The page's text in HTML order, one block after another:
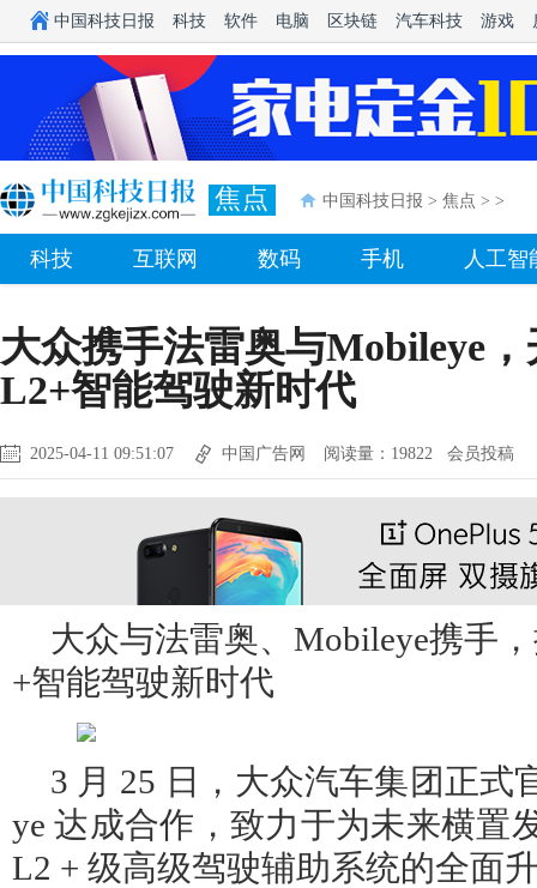
中国科技日报 科技 软件 电脑 区块链 汽车科技 游戏
焦点 中国科技日报 > 焦点 > >
科技 互联网 数码 手机 人工智
大众携手法雷奥与Mobileye
L2+智能驾驶新时代
2025-04-11 09:51:07 中国广告网 阅读量：19822 会员投稿
大众与法雷奥、Mobileye携手
+智能驾驶新时代
3 月 25 日，大众汽车集团正式
ye 达成合作，致力于为未来横置
L2 + 级高级驾驶辅助系统的全面